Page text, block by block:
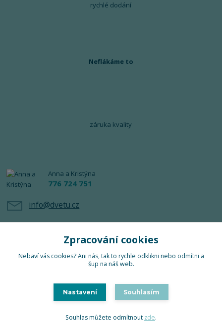
rychlé dodání
Neflákáme to
záruka kvality
Anna a Kristýna
776 724 751
info@dvetu.cz
Vytvořeno na
Eshop-rychle.cz
Zpracování cookies
Nebaví vás cookies? Ani nás, tak to rychle odklikni nebo odmítni a
šup na náš web.
Nastavení Souhlasím
Souhlas můžete odmítnout zde.